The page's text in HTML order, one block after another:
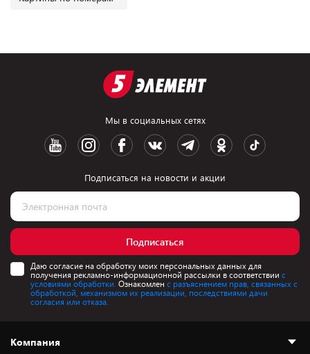
Мы в социальных сетях
Подписаться на новости и акции
Подписаться
Даю согласие на обработку моих персональных данных для
получения рекламно-информационной рассылки в соответствии с
условиями обработки. Ознакомлен с разъяснением прав, связанных с
обработкой, механизмом их реализации, последствиями дачи
согласия или отказа.
Компания